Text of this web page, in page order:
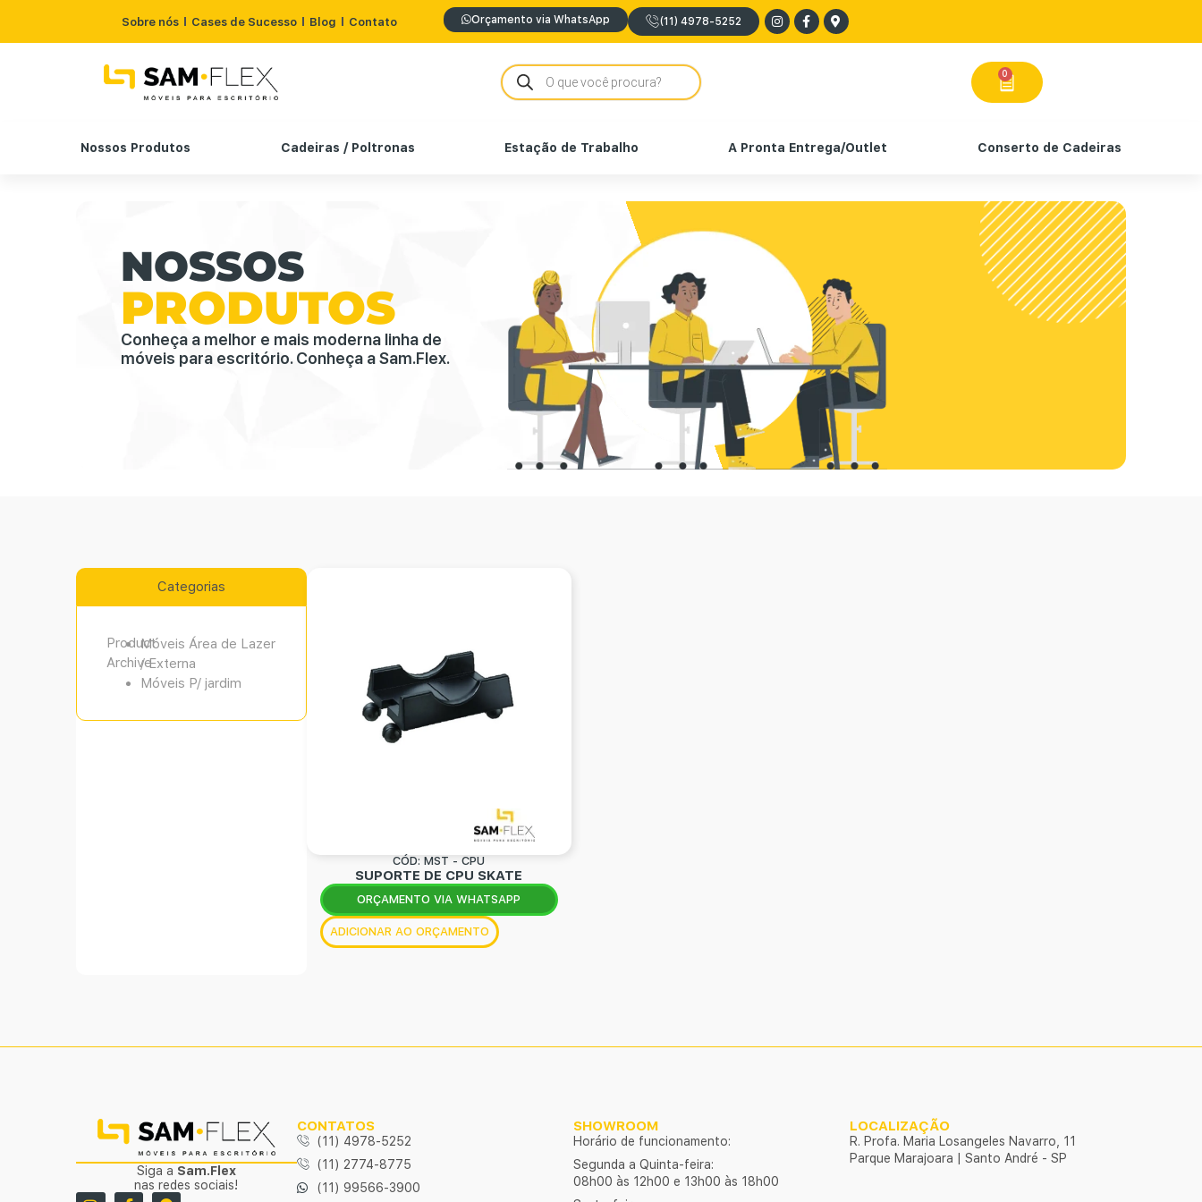
Sobre nós Cases de Sucesso Blog Contato Orçamento via WhatsApp (11) 4978-5252
0
Nossos Produtos Cadeiras / Poltronas Estação de Trabalho A Pronta Entrega/Outlet Conserto de Cadeiras
NOSSOS
PRODUTOS
Conheça a melhor e mais moderna linha de
móveis para escritório. Conheça a Sam.Flex.
Categorias
Product
Archive
Móveis Área de Lazer
/ Externa
Móveis P/ jardim
CÓD: MST - CPU
SUPORTE DE CPU SKATE
ORÇAMENTO VIA WHATSAPP
ADICIONAR AO ORÇAMENTO
Siga a Sam.Flex
nas redes sociais!
CONTATOS
(11) 4978-5252
(11) 2774-8775
(11) 99566-3900
SHOWROOM
Horário de funcionamento:
Segunda a Quinta-feira:
08h00 às 12h00 e 13h00 às 18h00
LOCALIZAÇÃO
R. Profa. Maria Losangeles Navarro, 11
Parque Marajoara | Santo André - SP